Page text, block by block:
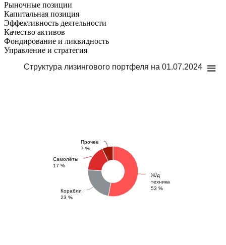
Рыночные позиции
Капитальная позиция
Эффективность деятельности
Качество активов
Фондирование и ликвидность
Управление и стратегия
Структура лизингового портфеля на 01.07.2024
Ж/д
техника
53 %
Корабли
23 %
Самолёты
17 %
Прочее
7 %